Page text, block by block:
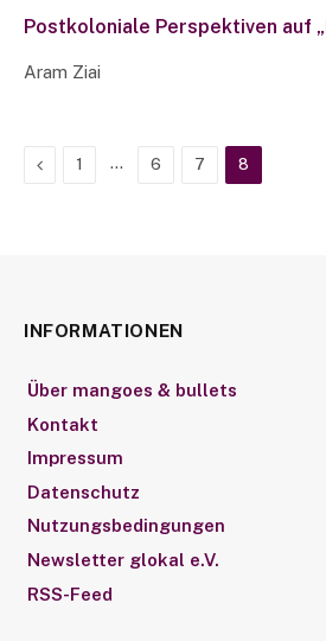
Postkoloniale Perspektiven auf
Aram Ziai
Previous
1 … 6 7 8
INFORMATIONEN
Über mangoes & bullets
Kontakt
Impressum
Datenschutz
Nutzungsbedingungen
Newsletter glokal e.V.
RSS-Feed